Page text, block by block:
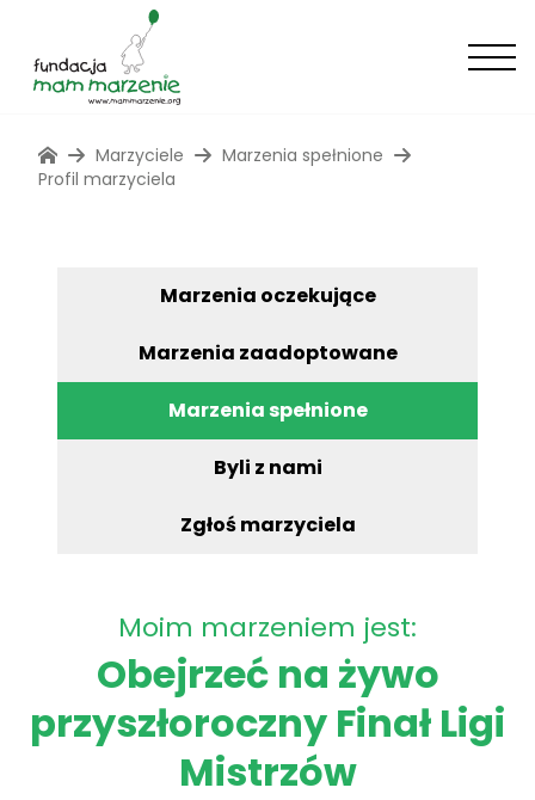
Marzyciele
Marzenia spełnione
Profil marzyciela
Marzenia oczekujące
Marzenia zaadoptowane
Marzenia spełnione
Byli z nami
Zgłoś marzyciela
Moim marzeniem jest:
Obejrzeć na żywo
przyszłoroczny Finał Ligi
Mistrzów